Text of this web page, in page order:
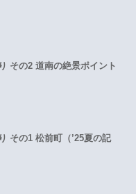
その2 道南の絶景ポイント
その1 松前町（’25夏の記